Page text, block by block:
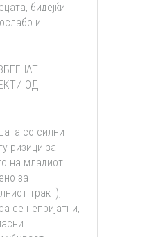
бидејќи
и
ОД
со силни
ризици за
на младиот
за
тракт),
се непријатни,